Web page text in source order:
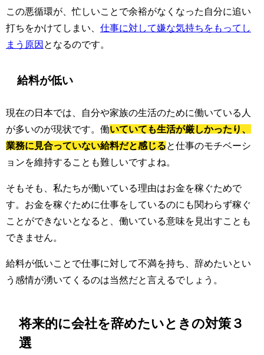
この悪循環が、忙しいことで余裕がなくなった自分に追い
打ちをかけてしまい、 仕事に対して嫌な気持ちをもってし
まう原因 となるのです。
給料が低い
現在の日本では、自分や家族の生活のために働いている人
が多いのが現状です。働いていても生活が厳しかったり、
業務に見合っていない給料だと感じる と仕事のモチベーシ
ョンを維持することも難しいですよね。
そもそも、私たちが働いている理由はお金を稼ぐためで
す。お金を稼ぐために仕事をしているのにも関わらず稼ぐ
ことができないとなると、働いている意味を見出すことも
できません。
給料が低いことで仕事に対して不満を持ち、辞めたいとい
う感情が湧いてくるのは当然だと言えるでしょう。
将来的に会社を辞めたいときの対策３
選